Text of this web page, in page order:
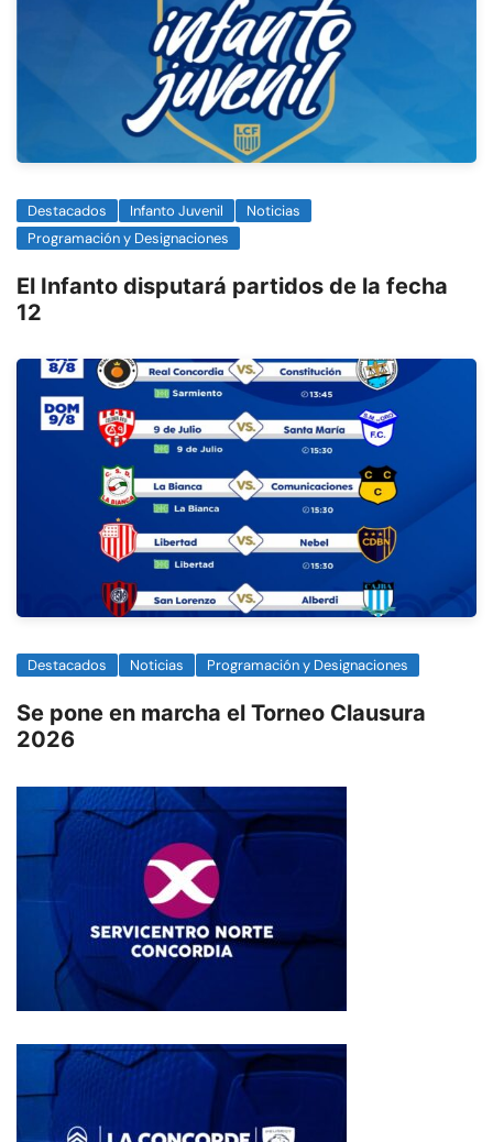
Destacados Infanto Juvenil
Noticias
Programación y Designaciones
El Infanto disputará partidos de la fecha
12
Destacados Noticias Programación y Designaciones
Se pone en marcha el Torneo Clausura
2026